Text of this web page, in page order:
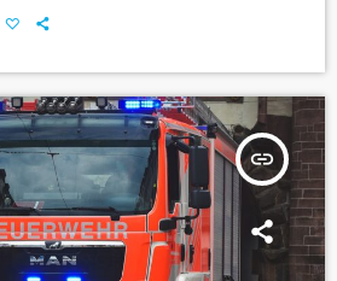
insert_link